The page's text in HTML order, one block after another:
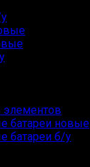
элементов
батареи новые
батареи б/у